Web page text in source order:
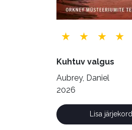
Ulme ja
Vabakasutus (423)
Kuhtuv valgus
Aubrey, Daniel
2026
Lisa